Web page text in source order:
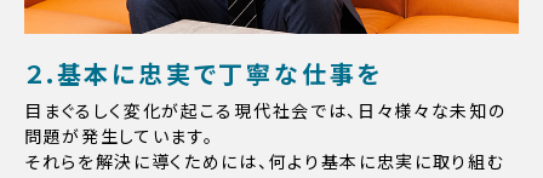
２.基本に忠実で丁寧な仕事を
目まぐるしく変化が起こる現代社会では、日々様々な未知の
問題が発生しています。
それらを解決に導くためには、何より基本に忠実に取り組む